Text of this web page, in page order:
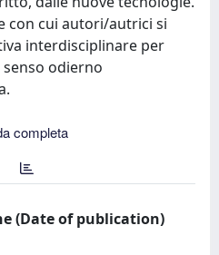
con cui autori/autrici si
interdisciplinare per
odierno
completa
(Date of publication)